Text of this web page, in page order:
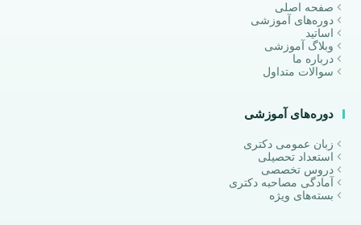
صفحه اصلی
دوره‌های آموزشی
اساتید
وبلاگ آموزشی
درباره ما
سوالات متداول
دوره‌های آموزشی
زبان عمومی دکتری
استعداد تحصیلی
دروس تخصصی
آمادگی مصاحبه دکتری
بسته‌های ویژه